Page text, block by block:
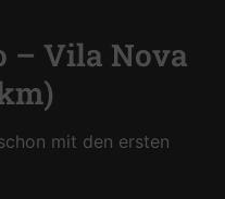
– Vila Nova
mit den ersten